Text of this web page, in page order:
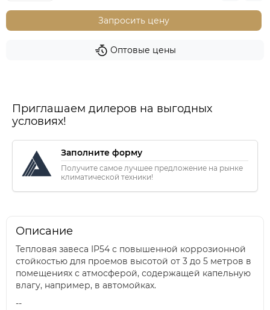
Запросить цену
Оптовые цены
Приглашаем дилеров на выгодных
условиях!
Заполните форму
Получите самое лучшее предложение на рынке
климатической техники!
Описание
Тепловая завеса IP54 с повышенной коррозионной
стойкостью для проемов высотой от 3 до 5 метров в
помещениях с атмосферой, содержащей капельную
влагу, например, в автомойках.
--